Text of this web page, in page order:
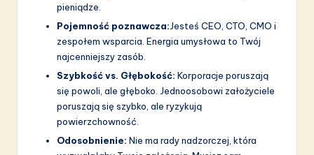
pieniądze.
Pojemność poznawcza:Jesteś CEO, CTO, CMO i
zespołem wsparcia. Energia umysłowa to Twój
najcenniejszy zasób.
Szybkość vs. Głębokość: Korporacje poruszają
się powoli, ale głęboko. Jednoosobowi założyciele
poruszają się szybko, ale ryzykują
powierzchowność.
Odosobnienie: Nie ma rady nadzorczej, która